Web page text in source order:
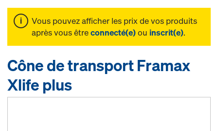
Vous pouvez afficher les prix de vos produits
après vous êtreconnecté(e)ou inscrit(e).
Cône de transport Framax
Xlife plus